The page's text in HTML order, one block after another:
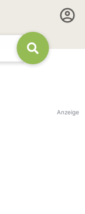
Anzeige